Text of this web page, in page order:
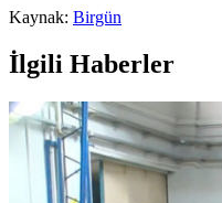
Kaynak: Birgün
İlgili Haberler